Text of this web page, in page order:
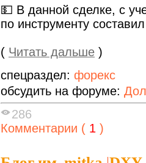
💵 В данной сделке, с
по инструменту составил
( Читать дальше )
спецраздел: форекс
обсудить на форуме:
286
Комментарии ( 1 )